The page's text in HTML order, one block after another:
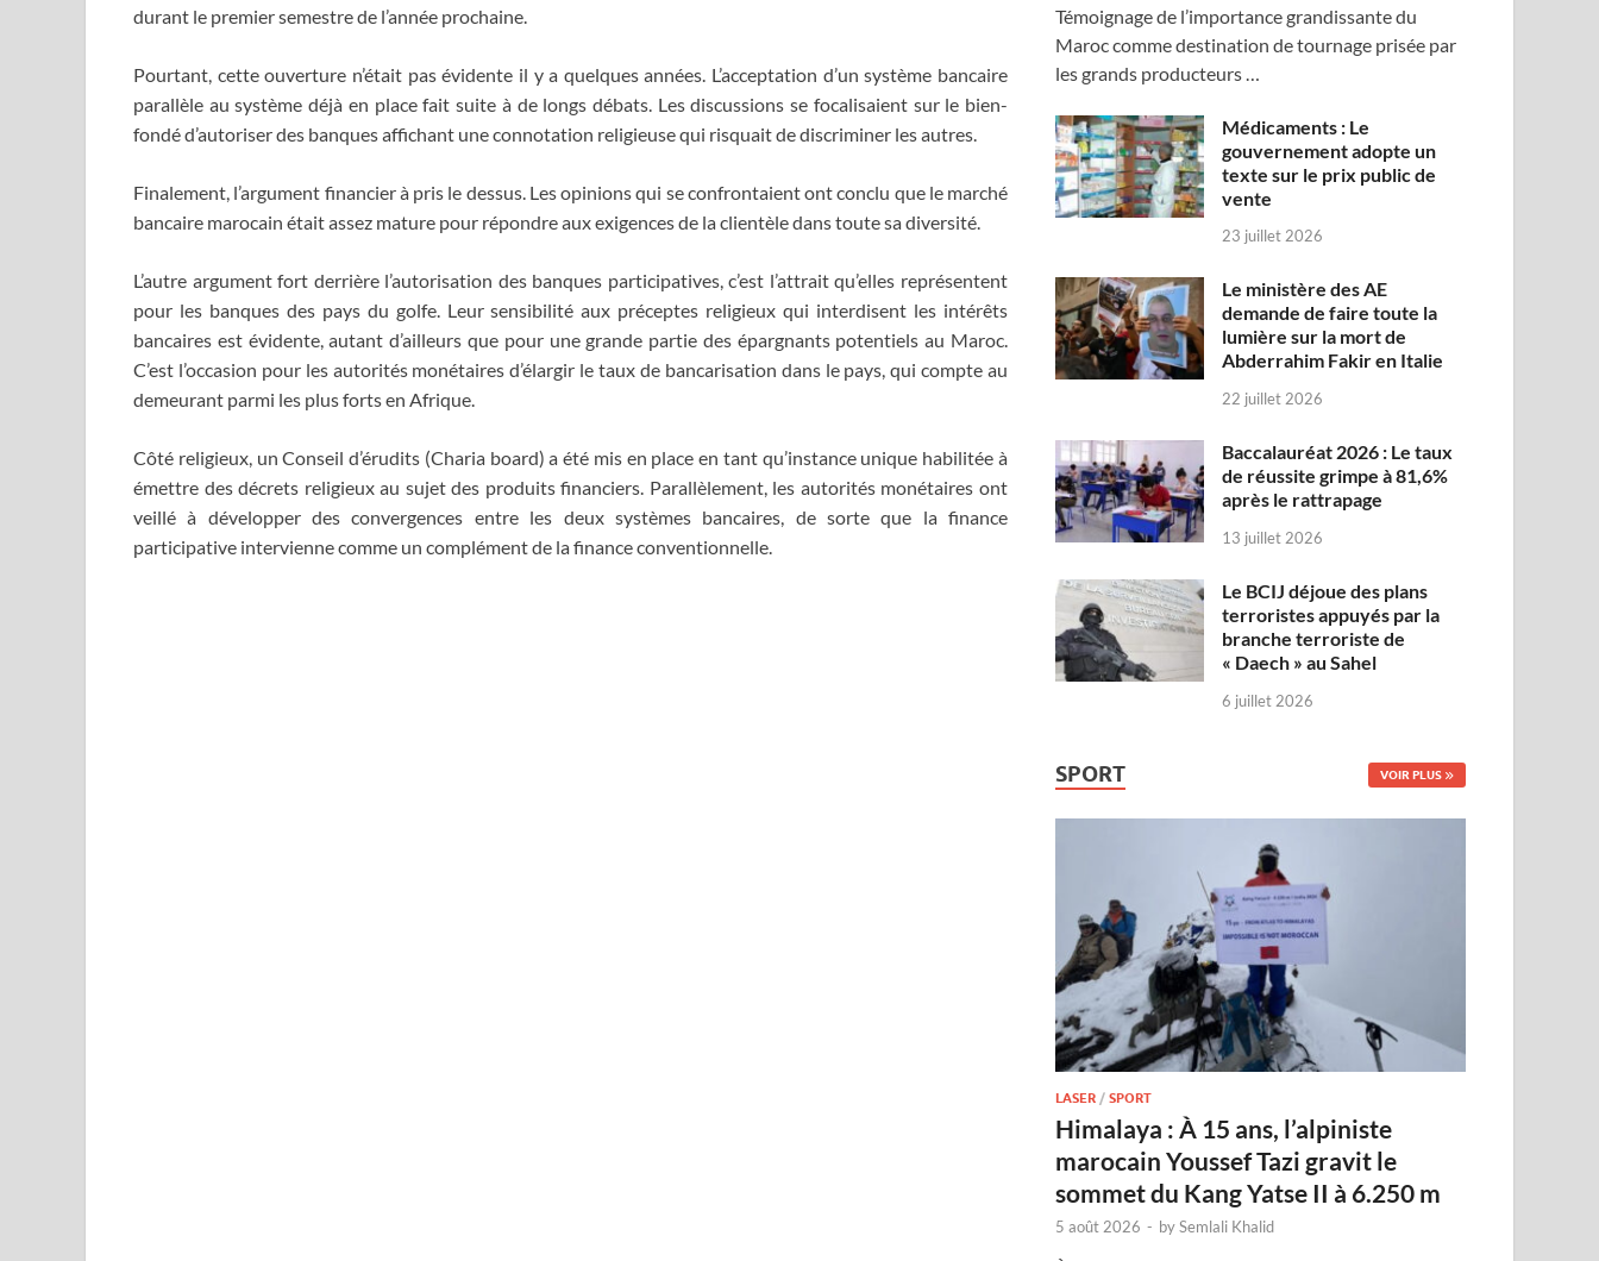
durant le premier semestre de l’année prochaine.
Pourtant, cette ouverture n’était pas évidente il y a quelques années. L’acceptation d’un système bancaire
parallèle au système déjà en place fait suite à de longs débats. Les discussions se focalisaient sur le bien-
fondé d’autoriser des banques affichant une connotation religieuse qui risquait de discriminer les autres.
Finalement, l’argument financier à pris le dessus. Les opinions qui se confrontaient ont conclu que le marché
bancaire marocain était assez mature pour répondre aux exigences de la clientèle dans toute sa diversité.
L’autre argument fort derrière l’autorisation des banques participatives, c’est l’attrait qu’elles représentent
pour les banques des pays du golfe. Leur sensibilité aux préceptes religieux qui interdisent les intérêts
bancaires est évidente, autant d’ailleurs que pour une grande partie des épargnants potentiels au Maroc.
C’est l’occasion pour les autorités monétaires d’élargir le taux de bancarisation dans le pays, qui compte au
demeurant parmi les plus forts en Afrique.
Côté religieux, un Conseil d’érudits (Charia board) a été mis en place en tant qu’instance unique habilitée à
émettre des décrets religieux au sujet des produits financiers. Parallèlement, les autorités monétaires ont
veillé à développer des convergences entre les deux systèmes bancaires, de sorte que la finance
participative intervienne comme un complément de la finance conventionnelle.
Témoignage de l’importance grandissante du
Maroc comme destination de tournage prisée par
les grands producteurs …
Médicaments : Le
gouvernement adopte un
texte sur le prix public de
vente
23 juillet 2026
Le ministère des AE
demande de faire toute la
lumière sur la mort de
Abderrahim Fakir en Italie
22 juillet 2026
Baccalauréat 2026 : Le taux
de réussite grimpe à 81,6%
après le rattrapage
13 juillet 2026
Le BCIJ déjoue des plans
terroristes appuyés par la
branche terroriste de
« Daech » au Sahel
6 juillet 2026
SPORT VOIR PLUS
LASER /SPORT
Himalaya : À 15 ans, l’alpiniste
marocain Youssef Tazi gravit le
sommet du Kang Yatse II à 6.250 m
5 août 2026 - bySemlali Khalid